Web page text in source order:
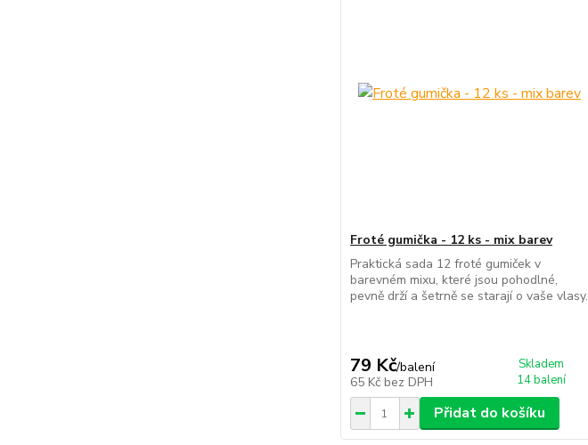
Froté gumička - 12 ks - mix barev
Praktická sada 12 froté gumiček v
barevném mixu, které jsou pohodlné,
pevně drží a šetrně se starají o vaše vlasy.
79 Kč/balení
65 Kč bez DPH
Skladem
14 balení
Přidat do košíku